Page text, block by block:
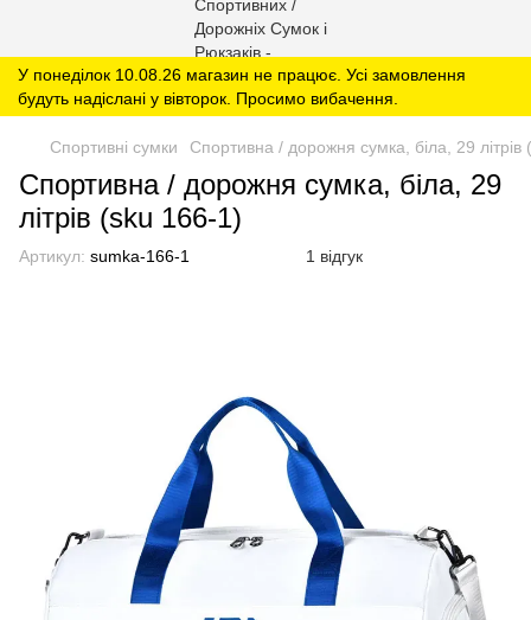
У понеділок 10.08.26 магазин не працює. Усі замовлення
будуть надіслані у вівторок. Просимо вибачення.
Спортивні сумки Спортивна / дорожня сумка, біла, 29
Спортивна / дорожня сумка, біла, 29
літрів (sku 166-1)
Артикул: sumka-166-1 1 відгук